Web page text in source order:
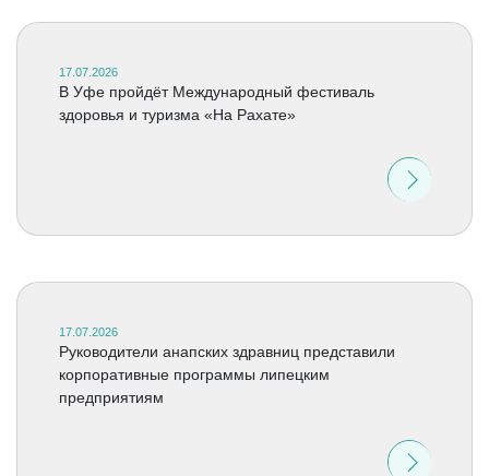
17.07.2026
В Уфе пройдёт Международный фестиваль
здоровья и туризма «На Рахате»
17.07.2026
Руководители анапских здравниц представили
корпоративные программы липецким
предприятиям